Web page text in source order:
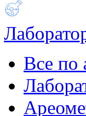
Все по